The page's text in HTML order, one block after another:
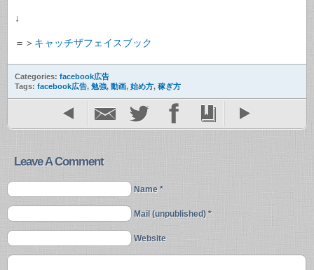
↓
＝＞ キャッチザフェイスブック
Categories: facebook広告
Tags: facebook広告, 勉強, 動画, 始め方, 稼ぎ方
Leave A Comment
Name *
Mail (unpublished) *
Website